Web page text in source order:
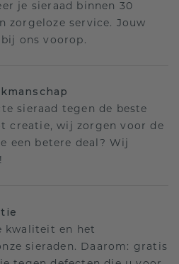
je sieraad binnen 30
zorgeloze service. Jouw
ons voorop.
sieraad tegen de beste
creatie, wij zorgen voor de
een betere deal? Wij
kwaliteit en het
sieraden. Daarom: gratis